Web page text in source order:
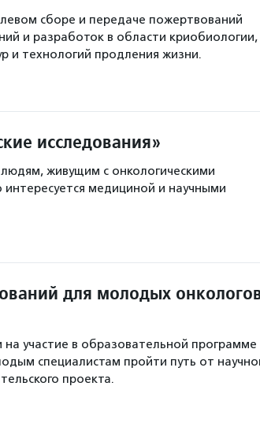
сборе и передаче пожертвований
и разработок в области криобиологии,
и технологий продления жизни.
исследования»
живущим с онкологическими
медициной и научными
для молодых
участие в образовательной программе
специалистам пройти путь от
проекта.